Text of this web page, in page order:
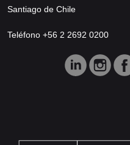
Santiago de Chile
Teléfono +56 2 2692 0200